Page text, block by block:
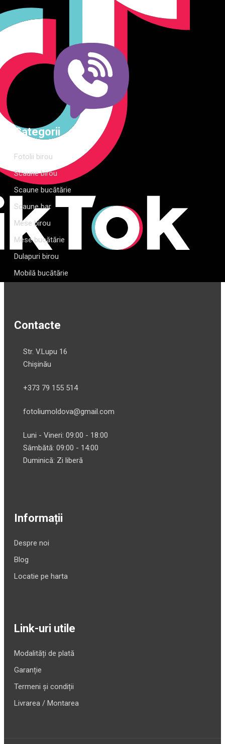
dormitor și grădină. Calitate, funcționalitate și design
modern pentru orice spațiu.Îți punem la dispoziție soluții
complete de amenajare direct de la producător, cu garanție
extinsă și consultanță gratuită pentru proiectul tău
Categorii
Fotolii birou
Scaune birou
Scaune bucătărie
Scaune bar
Mese birou
Mese bucătărie
Dulapuri birou
Mobilă bucătărie
Contacte
Str. V.Lupu 16
Chișinău
+373 79 155 514
fotoliumoldova@gmail.com
Luni - Vineri: 09:00 - 18:00
Sâmbătă: 09:00 - 14:00
Duminică: Zi liberă
Informații
Despre noi
Blog
Locatie pe harta
Link-uri utile
Modalități de plată
Garanție
Termeni și condiții
Livrarea / Montarea